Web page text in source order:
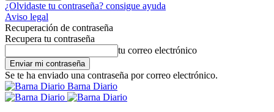
¿Olvidaste tu contraseña? consigue ayuda
Aviso legal
Recuperación de contraseña
Recupera tu contraseña
tu correo electrónico
Se te ha enviado una contraseña por correo electrónico.
Barna Diario